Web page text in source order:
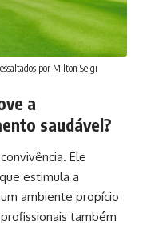
por Milton Seigi
a
saudável?
Ele
estimula a
ambiente propício
também